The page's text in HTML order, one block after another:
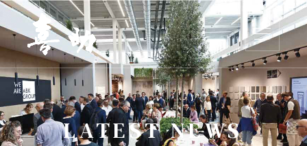
LATEST NEWS